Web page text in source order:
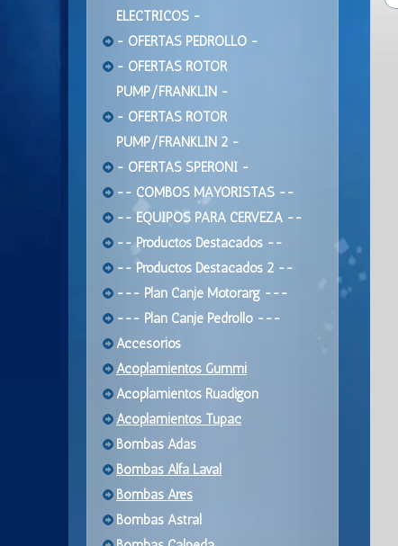
ELECTRICOS -
- OFERTAS PEDROLLO -
- OFERTAS ROTOR
PUMP/FRANKLIN -
- OFERTAS ROTOR
PUMP/FRANKLIN 2 -
- OFERTAS SPERONI -
-- COMBOS MAYORISTAS --
-- EQUIPOS PARA CERVEZA --
-- Productos Destacados --
-- Productos Destacados 2 --
--- Plan Canje Motorarg ---
--- Plan Canje Pedrollo ---
Accesorios
Acoplamientos Gummi
Acoplamientos Ruadigon
Acoplamientos Tupac
Bombas Adas
Bombas Alfa Laval
Bombas Ares
Bombas Astral